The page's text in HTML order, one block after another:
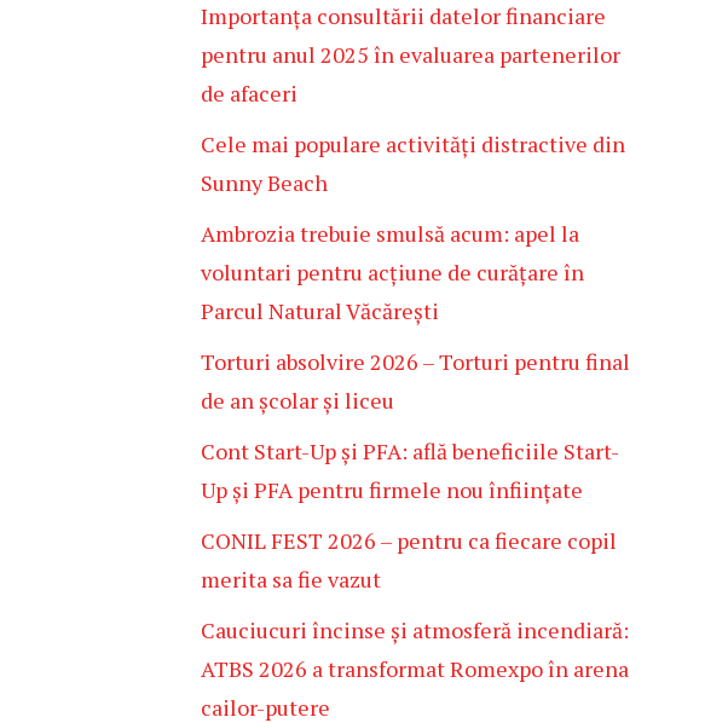
Importanța consultării datelor financiare
pentru anul 2025 în evaluarea partenerilor
de afaceri
Cele mai populare activități distractive din
Sunny Beach
Ambrozia trebuie smulsă acum: apel la
voluntari pentru acțiune de curățare în
Parcul Natural Văcărești
Torturi absolvire 2026 – Torturi pentru final
de an școlar și liceu
Cont Start-Up și PFA: află beneficiile Start-
Up și PFA pentru firmele nou înființate
CONIL FEST 2026 – pentru ca fiecare copil
merita sa fie vazut
Cauciucuri încinse și atmosferă incendiară:
ATBS 2026 a transformat Romexpo în arena
cailor-putere